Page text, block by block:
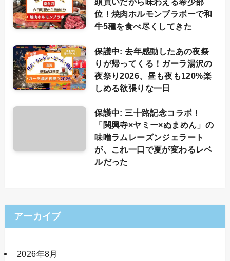
位！焼肉ホルモンブラボーで和
牛5種を食べ尽くしてきた
保護中: 去年感動したあの夜祭
りが帰ってくる！ガーラ湯沢の
夜祭り2026、昼も夜も120%楽
しめる欲張りな一日
保護中: 三十路記念コラボ！
「関興寺×ヤミー×ぬまめん」の
味噌ラムレーズンジェラート
が、これ一口で夏が変わるレベ
ルだった
アーカイブ
2026年8月